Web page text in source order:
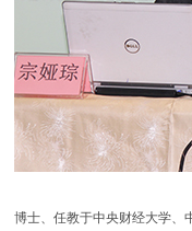
博士、任教于中央财经大学、